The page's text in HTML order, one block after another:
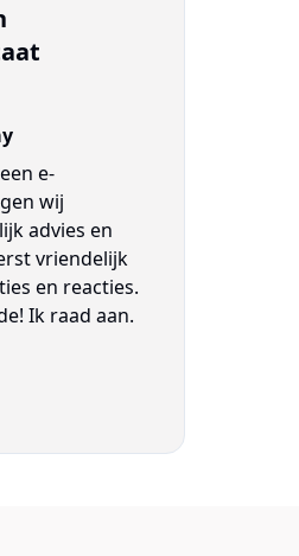
e-
wij
advies en
vriendelijk
en reacties.
Ik raad aan.